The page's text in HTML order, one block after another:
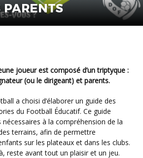
PARENTS
(ou le dirigeant) et parents.
du Football Éducatif. Ce guide
à la compréhension de la
terrains, afin de permettre
sur les plateaux et dans les clubs.
reste avant tout un plaisir et un jeu.